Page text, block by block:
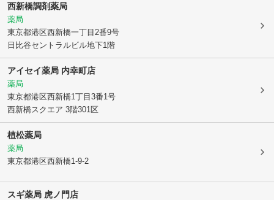
西新橋調剤薬局
薬局
東京都港区西新橋一丁目2番9号
日比谷セントラルビル地下1階
アイセイ薬局 内幸町店
薬局
東京都港区西新橋1丁目3番1号
西新橋スクエア 3階301区
植松薬局
薬局
東京都港区西新橋1-9-2
スギ薬局 虎ノ門店